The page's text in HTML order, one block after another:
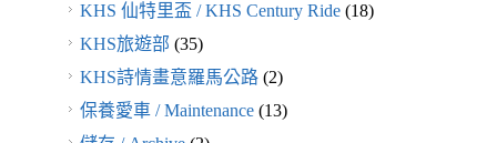
KHS 仙特里盃 / KHS Century Ride(18)
KHS旅遊部 (35)
KHS詩情畫意羅馬公路(2)
保養愛車 / Maintenance(13)